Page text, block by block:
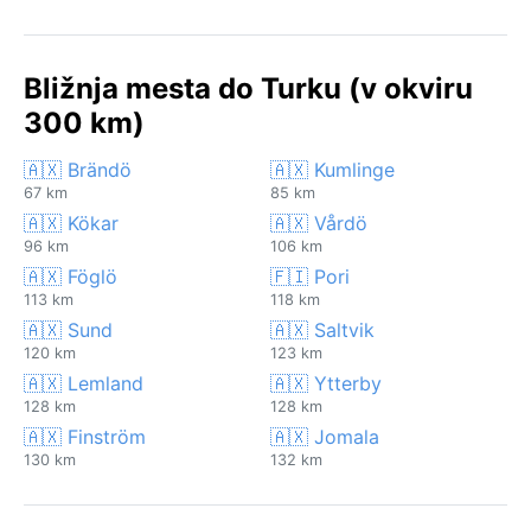
Bližnja mesta do Turku (v okviru
300 km)
🇦🇽 Brändö
67 km
🇦🇽 Kumlinge
85 km
🇦🇽 Kökar
96 km
🇦🇽 Vårdö
106 km
🇦🇽 Föglö
113 km
🇫🇮 Pori
118 km
🇦🇽 Sund
120 km
🇦🇽 Saltvik
123 km
🇦🇽 Lemland
128 km
🇦🇽 Ytterby
128 km
🇦🇽 Finström
130 km
🇦🇽 Jomala
132 km